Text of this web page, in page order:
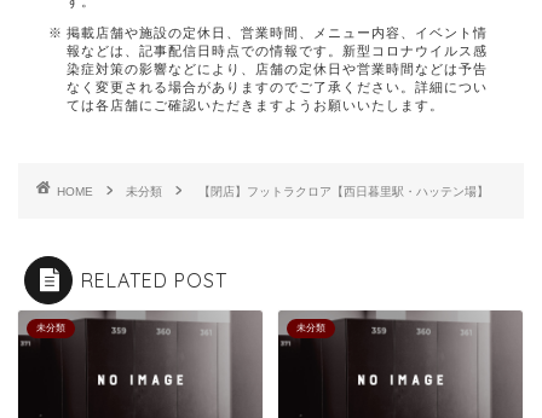
掲載店舗や施設の定休日、営業時間、メニュー内容、イベント情
報などは、記事配信日時点での情報です。新型コロナウイルス感
染症対策の影響などにより、店舗の定休日や営業時間などは予告
なく変更される場合がありますのでご了承ください。詳細につい
ては各店舗にご確認いただきますようお願いいたします。
HOME 未分類 【閉店】フットラクロア【西日暮里駅・ハッテン場】
RELATED POST
未分類 未分類